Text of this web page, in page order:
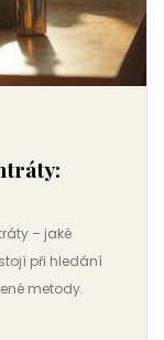
– jaké
při hledání
metody.